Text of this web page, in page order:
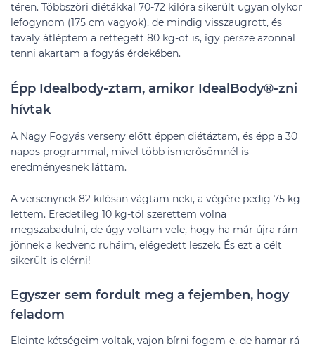
téren. Többszöri diétákkal 70-72 kilóra sikerült ugyan olykor
lefogynom (175 cm vagyok), de mindig visszaugrott, és
tavaly átléptem a rettegett 80 kg-ot is, így persze azonnal
tenni akartam a fogyás érdekében.
Épp Idealbody-ztam, amikor IdealBody®-zni
hívtak
A Nagy Fogyás verseny előtt éppen diétáztam, és épp a 30
napos programmal, mivel több ismerősömnél is
eredményesnek láttam.
A versenynek 82 kilósan vágtam neki, a végére pedig 75 kg
lettem. Eredetileg 10 kg-tól szerettem volna
megszabadulni, de úgy voltam vele, hogy ha már újra rám
jönnek a kedvenc ruháim, elégedett leszek. És ezt a célt
sikerült is elérni!
Egyszer sem fordult meg a fejemben, hogy
feladom
Eleinte kétségeim voltak, vajon bírni fogom-e, de hamar rá